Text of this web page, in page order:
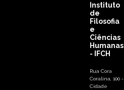
Instituto
de
Filosofia
e
Ciências
Humanas
- IFCH
Rua Cora
Coralina, 100 -
Cidade